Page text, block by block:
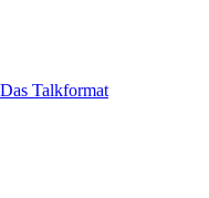
Talkformat